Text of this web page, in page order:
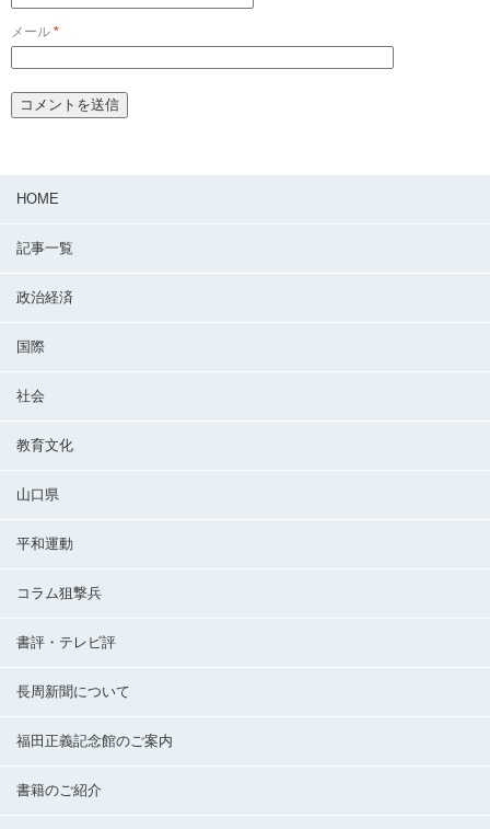
メール *
HOME
記事一覧
政治経済
国際
社会
教育文化
山口県
平和運動
コラム狙撃兵
書評・テレビ評
長周新聞について
福田正義記念館のご案内
書籍のご紹介